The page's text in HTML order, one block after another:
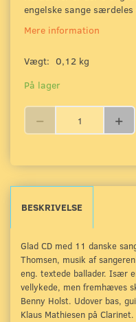
engelske sange særdeles
Mere information
Vægt: 0,12 kg
På lager
BESKRIVELSE
Glad CD med 11 danske
Thomsen, musik af
eng. textede ballader. Især
vellykede, men fremhæves
Benny Holst. Udover bas,
Klaus Mathiesen på Clarinet.